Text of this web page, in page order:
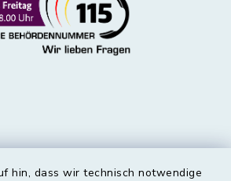
hin, dass wir technisch notwendige